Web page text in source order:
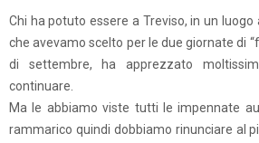
Chi ha potuto essere a Treviso, in un
che avevamo scelto per le due giornate di
di settembre, ha apprezzato
continuare.
Ma le abbiamo viste tutti le impennate
rammarico quindi dobbiamo rinunciare al